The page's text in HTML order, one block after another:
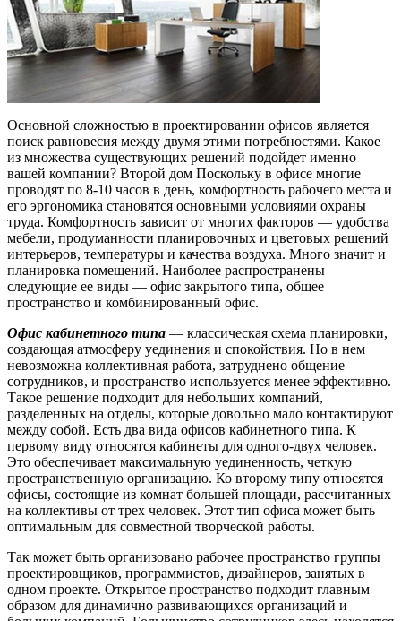
Основной сложностью в проектировании офисов является
поиск равновесия между двумя этими потребностями. Какое
из множества существующих решений подойдет именно
вашей компании? Второй дом Поскольку в офисе многие
проводят по 8-10 часов в день, комфортность рабочего места и
его эргономика становятся основными условиями охраны
труда. Комфортность зависит от многих факторов — удобства
мебели, продуманности планировочных и цветовых решений
интерьеров, температуры и качества воздуха. Много значит и
планировка помещений. Наиболее распространены
следующие ее виды — офис закрытого типа, общее
пространство и комбинированный офис.
Офис кабинетного типа — классическая схема планировки,
создающая атмосферу уединения и спокойствия. Но в нем
невозможна коллективная работа, затруднено общение
сотрудников, и пространство используется менее эффективно.
Такое решение подходит для небольших компаний,
разделенных на отделы, которые довольно мало контактируют
между собой. Есть два вида офисов кабинетного типа. К
первому виду относятся кабинеты для одного-двух человек.
Это обеспечивает максимальную уединенность, четкую
пространственную организацию. Ко второму типу относятся
офисы, состоящие из комнат большей площади, рассчитанных
на коллективы от трех человек. Этот тип офиса может быть
оптимальным для совместной творческой работы.
Так может быть организовано рабочее пространство группы
проектировщиков, программистов, дизайнеров, занятых в
одном проекте. Открытое пространство подходит главным
образом для динамично развивающихся организаций и